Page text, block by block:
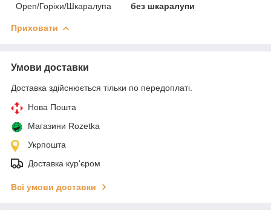
Open/Горіхи/Шкаралупа без шкаралупи
Приховати
Умови доставки
Доставка здійснюється тільки по передоплаті.
Нова Пошта
Магазини Rozetka
Укрпошта
Доставка кур'єром
Всі умови доставки